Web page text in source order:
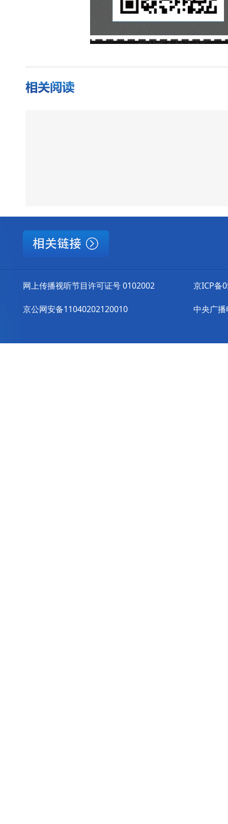
网上传播视听节目许可证号 0102002
京公网安备11040202120010
京ICP备
中央广